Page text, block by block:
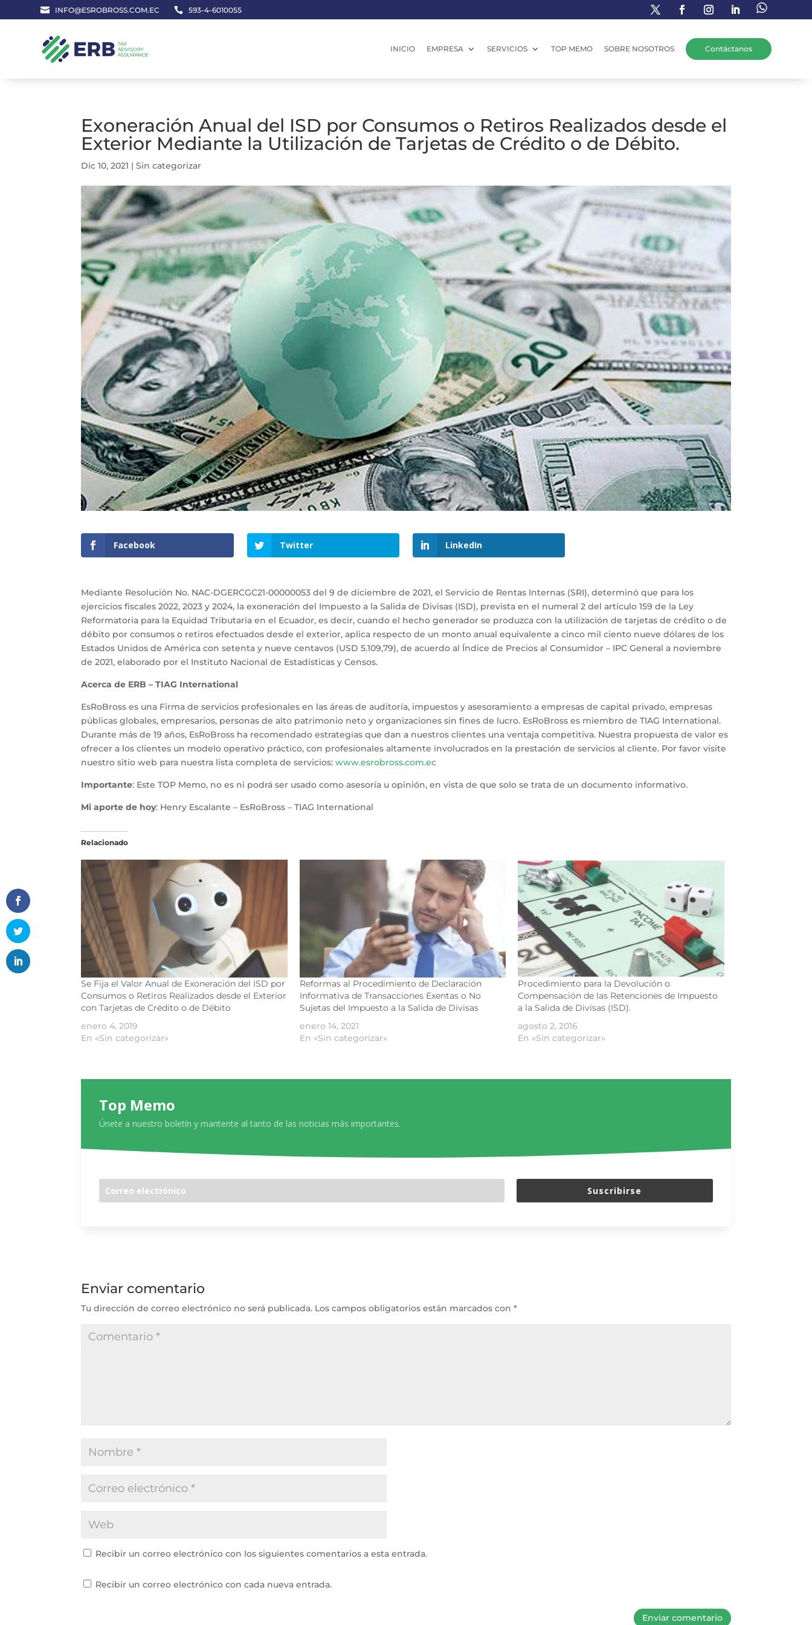
 INFO@ESROBROSS.COM.EC  593-4-6010055
INICIO EMPRESA SERVICIOS TOP MEMO SOBRE NOSOTROS Contáctanos
Exoneración Anual del ISD por Consumos o Retiros Realizados desde el
Exterior Mediante la Utilización de Tarjetas de Crédito o de Débito.
Dic 10, 2021 |Sin categorizar
Facebook Twitter LinkedIn
Mediante Resolución No. NAC-DGERCGC21-00000053 del 9 de diciembre de 2021, el Servicio de Rentas Internas (SRI), determinó que para los
ejercicios fiscales 2022, 2023 y 2024, la exoneración del Impuesto a la Salida de Divisas (ISD), prevista en el numeral 2 del artículo 159 de la Ley
Reformatoria para la Equidad Tributaria en el Ecuador, es decir, cuando el hecho generador se produzca con la utilización de tarjetas de crédito o de
débito por consumos o retiros efectuados desde el exterior, aplica respecto de un monto anual equivalente a cinco mil ciento nueve dólares de los
Estados Unidos de América con setenta y nueve centavos (USD 5.109,79), de acuerdo al Índice de Precios al Consumidor – IPC General a noviembre
de 2021, elaborado por el Instituto Nacional de Estadísticas y Censos.
Acerca de ERB – TIAG International
EsRoBross es una Firma de servicios profesionales en las áreas de auditoría, impuestos y asesoramiento a empresas de capital privado, empresas
públicas globales, empresarios, personas de alto patrimonio neto y organizaciones sin fines de lucro. EsRoBross es miembro de TIAG International.
Durante más de 19 años, EsRoBross ha recomendado estrategias que dan a nuestros clientes una ventaja competitiva. Nuestra propuesta de valor es
ofrecer a los clientes un modelo operativo práctico, con profesionales altamente involucrados en la prestación de servicios al cliente. Por favor visite
nuestro sitio web para nuestra lista completa de servicios:www.esrobross.com.ec
Importante: Este TOP Memo, no es ni podrá ser usado como asesoría u opinión, en vista de que solo se trata de un documento informativo.
Mi aporte de hoy: Henry Escalante – EsRoBross – TIAG International
Relacionado
Se Fija el Valor Anual de Exoneración del ISD por
Consumos o Retiros Realizados desde el Exterior
con Tarjetas de Crédito o de Débito
enero 4, 2019
En «Sin categorizar»
Reformas al Procedimiento de Declaración
Informativa de Transacciones Exentas o No
Sujetas del Impuesto a la Salida de Divisas
enero 14, 2021
En «Sin categorizar»
Procedimiento para la Devolución o
Compensación de las Retenciones de Impuesto
a la Salida de Divisas (ISD).
agosto 2, 2016
En «Sin categorizar»
Top Memo
Únete a nuestro boletín y mantente al tanto de las noticias más importantes.
Suscribirse
Enviar comentario
Tu dirección de correo electrónico no será publicada. Los campos obligatorios están marcados con*
Recibir un correo electrónico con los siguientes comentarios a esta entrada.
Recibir un correo electrónico con cada nueva entrada.